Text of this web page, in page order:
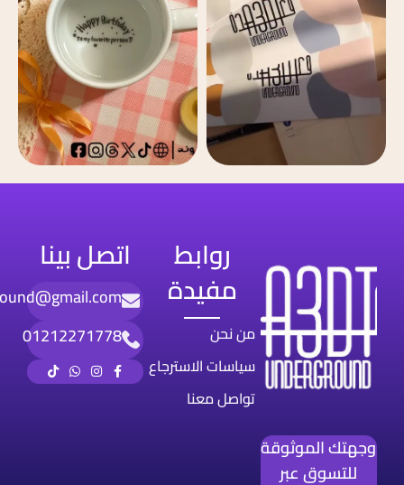
وجهتك الموثوقة
للتسوق عبر
روابط
مفيدة
من نحن
سياسات الاسترجاع
تواصل معنا
اتصل بينا
01212271778